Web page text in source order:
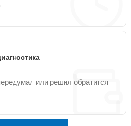
или решил обратится